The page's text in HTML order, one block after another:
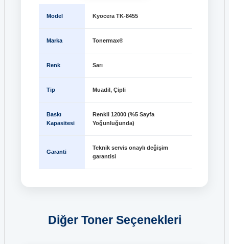
Model Kyocera TK-8455
Marka Tonermax®
Renk Sarı
Tip Muadil, Çipli
Baskı
Kapasitesi
Renkli 12000 (%5 Sayfa
Yoğunluğunda)
Garanti
Teknik servis onaylı değişim
garantisi
Diğer Toner Seçenekleri